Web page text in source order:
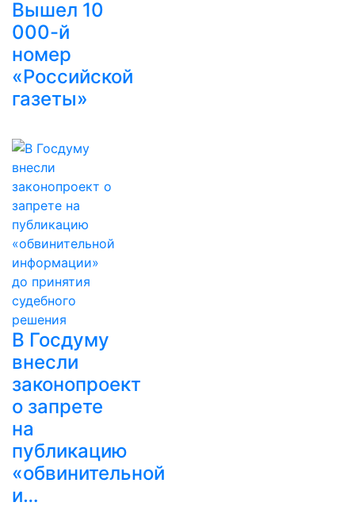
Вышел 10
000-й
номер
«Российской
газеты»
В Госдуму
внесли
законопроект
о запрете
на
публикацию
«обвинительной
и…